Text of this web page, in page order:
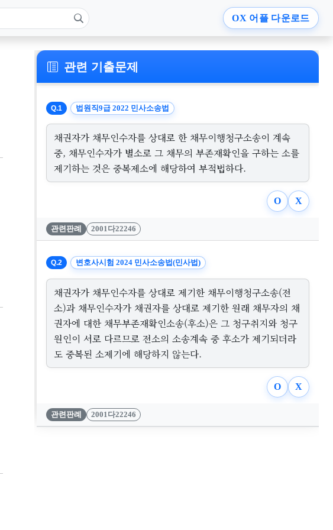
OX 어플 다운로드
관련 기출문제
Q.1 법원직9급 2022 민사소송법
채권자가 채무인수자를 상대로 한 채무이행청구소송이 계속
중, 채무인수자가 별소로 그 채무의 부존재확인을 구하는 소를
제기하는 것은 중복제소에 해당하여 부적법하다.
O X
관련판례 2001다22246
Q.2 변호사시험 2024 민사소송법(민사법)
채권자가 채무인수자를 상대로 제기한 채무이행청구소송(전
소)과 채무인수자가 채권자를 상대로 제기한 원래 채무자의 채
권자에 대한 채무부존재확인소송(후소)은 그 청구취지와 청구
원인이 서로 다르므로 전소의 소송계속 중 후소가 제기되더라
도 중복된 소제기에 해당하지 않는다.
O X
관련판례 2001다22246